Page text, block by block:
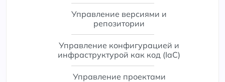
Управление версиями и
репозитории
Управление конфигурацией и
инфраструктурой как код (IaC)
Управление проектами